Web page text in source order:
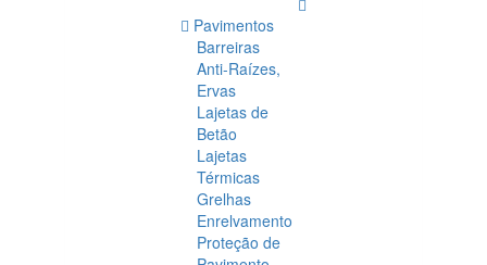
Pavimentos
Barreiras
Anti-Raízes,
Ervas
Lajetas de
Betão
Lajetas
Térmicas
Grelhas
Enrelvamento
Proteção de